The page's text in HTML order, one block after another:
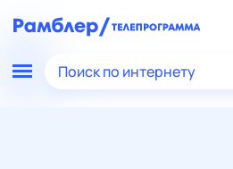
Поиск по интернету